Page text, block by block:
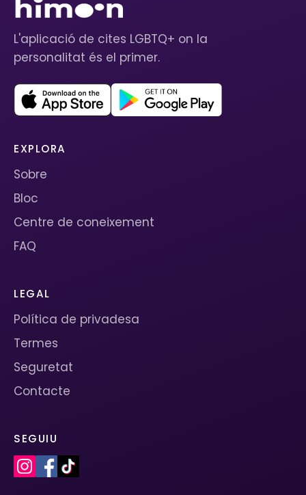
L'aplicació de cites LGBTQ+ on la
personalitat és el primer.
EXPLORA
Sobre
Bloc
Centre de coneixement
FAQ
LEGAL
Política de privadesa
Termes
Seguretat
Contacte
SEGUIU